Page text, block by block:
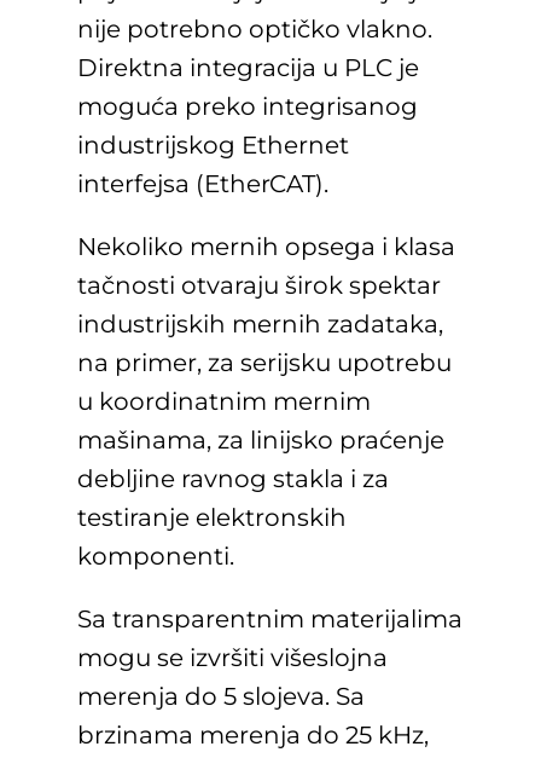
nije potrebno optičko vlakno.
Direktna integracija u PLC je
moguća preko integrisanog
industrijskog Ethernet
interfejsa (EtherCAT).
Nekoliko mernih opsega i klasa
tačnosti otvaraju širok spektar
industrijskih mernih zadataka,
na primer, za serijsku upotrebu
u koordinatnim mernim
mašinama, za linijsko praćenje
debljine ravnog stakla i za
testiranje elektronskih
komponenti.
Sa transparentnim materijalima
mogu se izvršiti višeslojna
merenja do 5 slojeva. Sa
brzinama merenja do 25 kHz,